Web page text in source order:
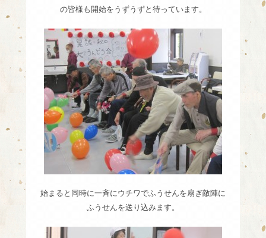
の皆様も開始をうずうずと待っています。
始まると同時に一斉にウチワでふうせんを扇ぎ敵陣に
ふうせんを送り込みます。